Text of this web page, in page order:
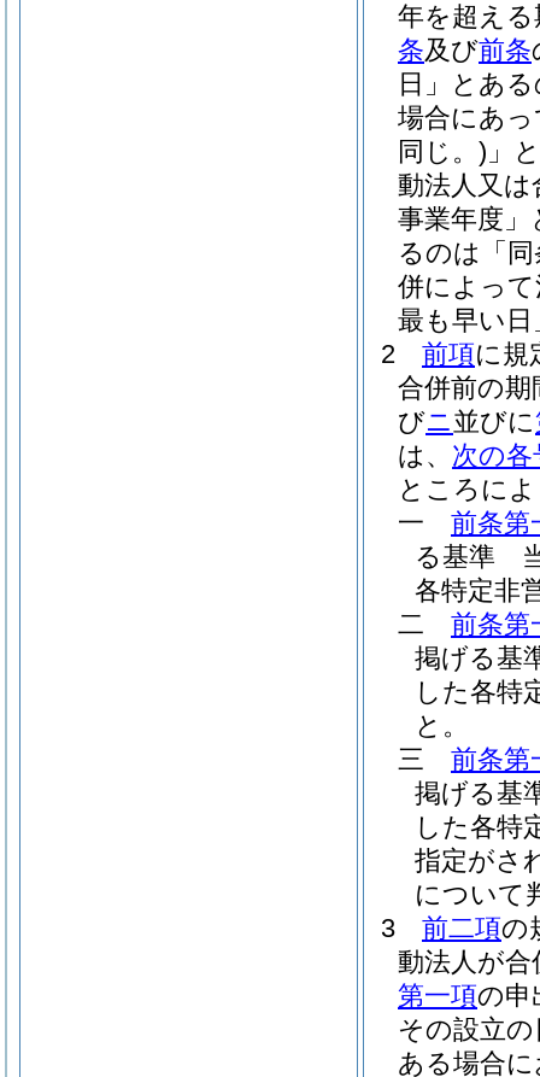
年を超え
条及び前条
日」とあ
場合にあ
同じ。) 」
動法人又
事業年度」
るのは「
併によっ
最も早い
2
前項に規
合併前の
びニ並びに
は、 次の各
ところに
一
前条第
る基準
各特定非
二
前条第
掲げる基
した各特
と。
三
前条第
掲げる基
した各特
指定がさ
について
3
前二項の
動法人が
第一項の申
その設立
ある場合